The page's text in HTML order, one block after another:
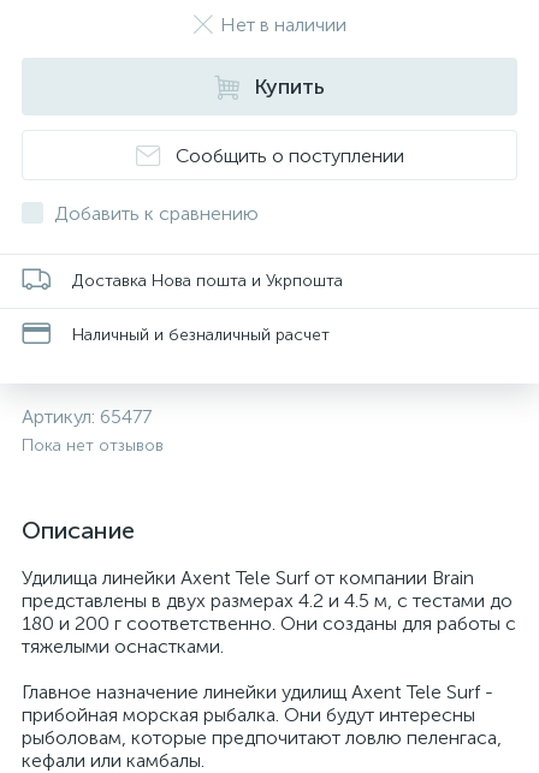
Нет в наличии
Купить
Сообщить о поступлении
Добавить к сравнению
Доставка Нова пошта и Укрпошта
Наличный и безналичный расчет
Артикул: 65477
Пока нет отзывов
Описание
Удилища линейки Axent Tele Surf от компании Brain
представлены в двух размерах 4.2 и 4.5 м, с тестами до
180 и 200 г соответственно. Они созданы для работы с
тяжелыми оснастками.
Главное назначение линейки удилищ Axent Tele Surf -
прибойная морская рыбалка. Они будут интересны
рыболовам, которые предпочитают ловлю пеленгаса,
кефали или камбалы.